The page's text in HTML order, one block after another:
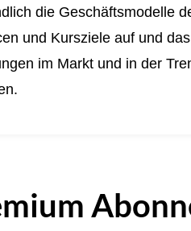
die Geschäftsmodelle
und Kursziele auf und
im Markt und in der